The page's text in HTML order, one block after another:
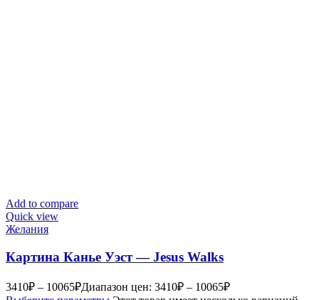
Add to compare
Quick view
Желания
Картина Канье Уэст — Jesus Walks
3410₽ – 10065₽Диапазон цен: 3410₽ – 10065₽